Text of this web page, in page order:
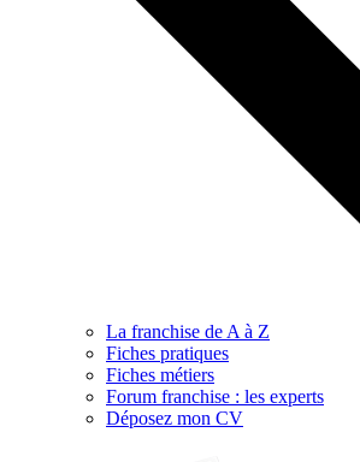
La franchise de A à Z
Fiches pratiques
Fiches métiers
Forum franchise : les experts
Déposez mon CV